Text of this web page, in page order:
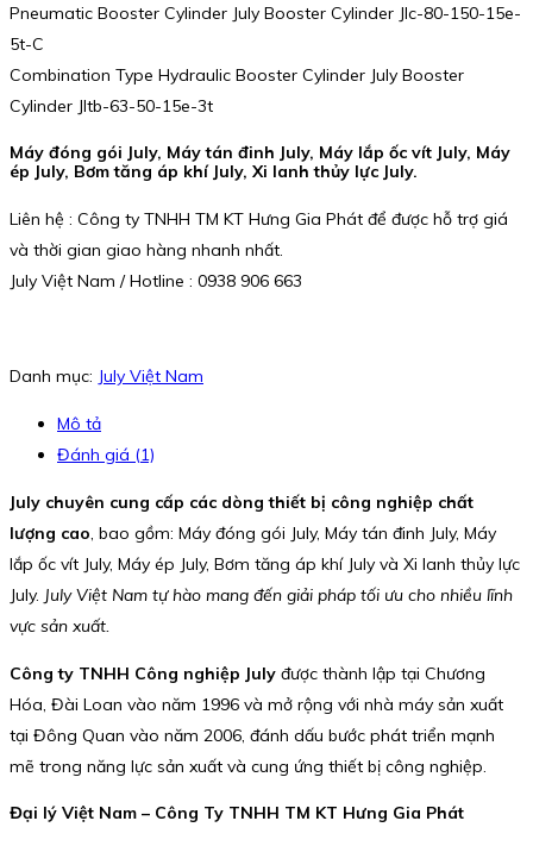
Pneumatic Booster Cylinder July Booster Cylinder Jlc-80-150-15e-
5t-C
Combination Type Hydraulic Booster Cylinder July Booster
Cylinder Jltb-63-50-15e-3t
Máy đóng gói July, Máy tán đinh July, Máy lắp ốc vít July, Máy
ép July, Bơm tăng áp khí July, Xi lanh thủy lực July.
Liên hệ : Công ty TNHH TM KT Hưng Gia Phát để được hỗ trợ giá
và thời gian giao hàng nhanh nhất.
July Việt Nam / Hotline : 0938 906 663
Danh mục: July Việt Nam
Mô tả
Đánh giá (1)
July chuyên cung cấp các dòng thiết bị công nghiệp chất
lượng cao, bao gồm: Máy đóng gói July, Máy tán đinh July, Máy
lắp ốc vít July, Máy ép July, Bơm tăng áp khí July và Xi lanh thủy lực
July. July Việt Nam tự hào mang đến giải pháp tối ưu cho nhiều lĩnh
vực sản xuất.
Công ty TNHH Công nghiệp July được thành lập tại Chương
Hóa, Đài Loan vào năm 1996 và mở rộng với nhà máy sản xuất
tại Đông Quan vào năm 2006, đánh dấu bước phát triển mạnh
mẽ trong năng lực sản xuất và cung ứng thiết bị công nghiệp.
Đại lý Việt Nam – Công Ty TNHH TM KT Hưng Gia Phát